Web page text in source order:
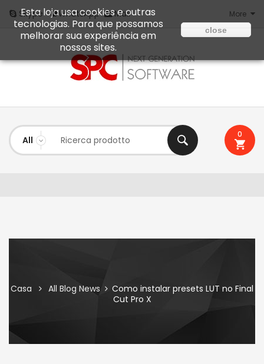
Skype WhatsApp Mail More
0
Casa All Blog News
Como instalar presets LUT no Final
Cut Pro X
Esta loja usa cookies e outras
tecnologias. Para que possamos
melhorar sua experiência em
nossos sites.
close